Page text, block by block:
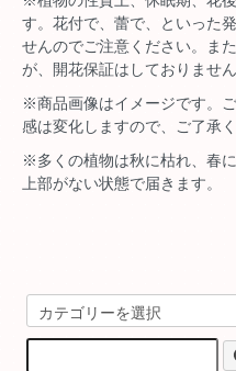
す。花付で、蕾で、といった
せんのでご注意ください。ま
が、開花保証はしておりませ
※商品画像はイメージです。
感は変化しますので、ご了承く
※多くの植物は秋に枯れ、春
上部がない状態で届きます。